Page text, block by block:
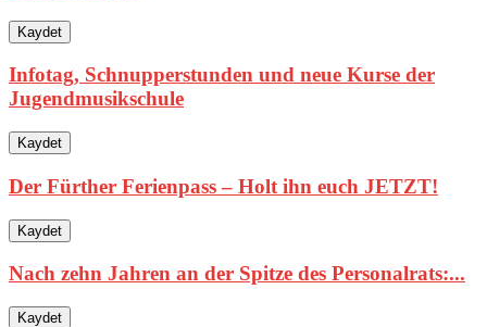
Kaydet
Infotag, Schnupperstunden und neue Kurse der
Jugendmusikschule
Kaydet
Der Fürther Ferienpass – Holt ihn euch JETZT!
Kaydet
Nach zehn Jahren an der Spitze des Personalrats:...
Kaydet